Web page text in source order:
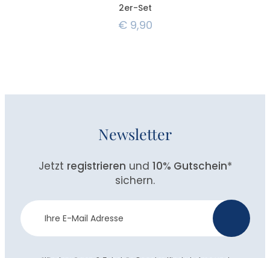
2er-Set
€9,90
Newsletter
Jetzt registrieren und 10% Gutschein*
sichern.
Newsletter
Anmeldung